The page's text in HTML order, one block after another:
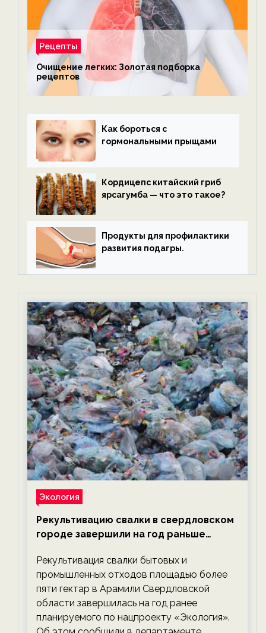
Рецепты
Очищение легких: Золотая подборка
рецептов
Как бороться с
гормональными прыщами
Кордицепс китайский гриб
ярсагумба — что это такое?
Продукты для профилактики
развития подагры.
Экология
Рекультивацию свалки в свердловском
городе завершили на год раньше
экологии на ECOportal
Рекультивация свалки бытовых и
промышленных отходов площадью более
пяти гектар в Арамили Свердловской
области завершилась на год ранее
планируемого по нацпроекту «Экология».